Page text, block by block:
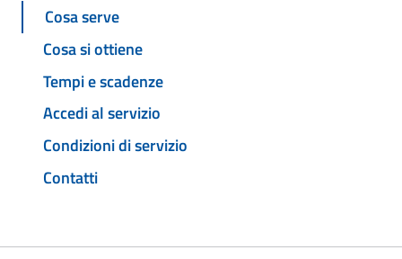
Cosa serve
Cosa si ottiene
Tempi e scadenze
Accedi al servizio
Condizioni di servizio
Contatti